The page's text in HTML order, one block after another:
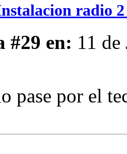
radio
#29 en: 11
pase por el